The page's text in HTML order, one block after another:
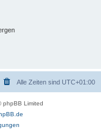
Alle Zeiten sind UTC+01:00
phpBB Limited